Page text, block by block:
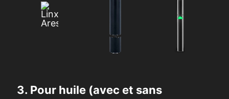
3. Pour huile (avec et sans